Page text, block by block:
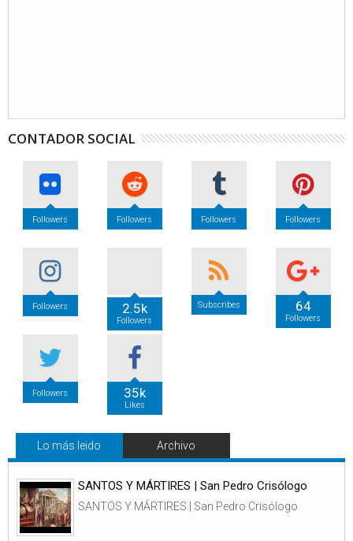
CONTADOR SOCIAL
Followers Followers Followers Followers
Followers 2.5k
Followers
Subscribes 64
Followers
Followers 35k
Likes
Lo más leido Archivo
SANTOS Y MÁRTIRES | San Pedro Crisólogo
SANTOS Y MÁRTIRES | San Pedro Crisólogo